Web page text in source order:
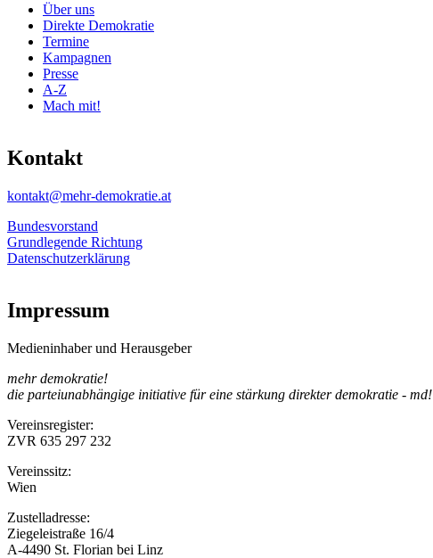
Über uns
Direkte Demokratie
Termine
Kampagnen
Presse
A-Z
Mach mit!
Kontakt
kontakt@mehr-demokratie.at
Bundesvorstand
Grundlegende Richtung
Datenschutzerklärung
Impressum
Medieninhaber und Herausgeber
mehr demokratie!
die parteiunabhängige initiative für eine stärkung direkter demokratie - md!
Vereinsregister:
ZVR 635 297 232
Vereinssitz:
Wien
Zustelladresse:
Ziegeleistraße 16/4
A-4490 St. Florian bei Linz